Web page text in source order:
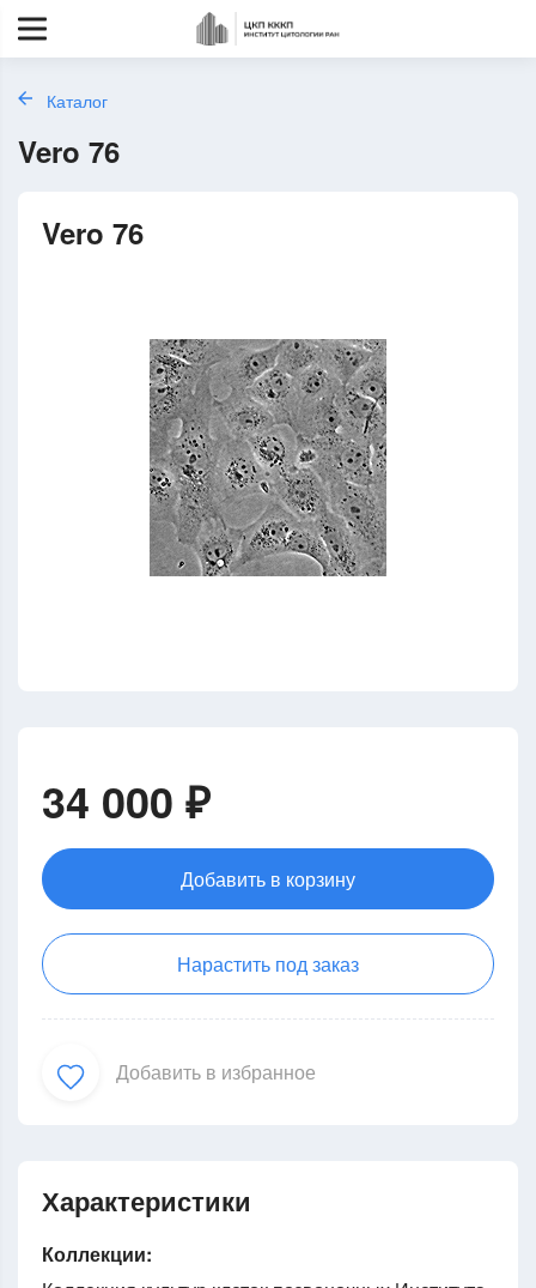
Каталог
Vero 76
Vero 76
34 000 ₽
Добавить в корзину
Нарастить под заказ
Добавить в избранное
Характеристики
Коллекции: